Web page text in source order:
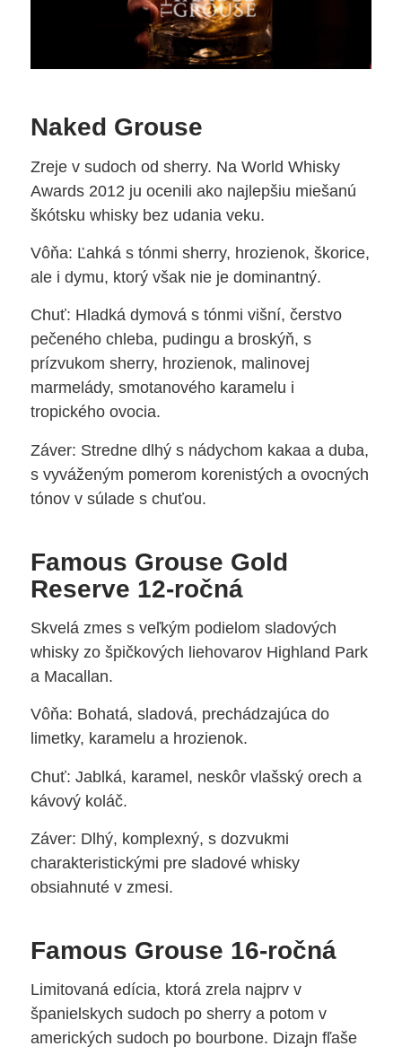
Naked Grouse
Zreje v sudoch od sherry. Na World Whisky
Awards 2012 ju ocenili ako najlepšiu miešanú
škótsku whisky bez udania veku.
Vôňa: Ľahká s tónmi sherry, hrozienok, škorice,
ale i dymu, ktorý však nie je dominantný.
Chuť: Hladká dymová s tónmi višní, čerstvo
pečeného chleba, pudingu a broskýň, s
prízvukom sherry, hrozienok, malinovej
marmelády, smotanového karamelu i
tropického ovocia.
Záver: Stredne dlhý s nádychom kakaa a duba,
s vyváženým pomerom korenistých a ovocných
tónov v súlade s chuťou.
Famous Grouse Gold
Reserve 12-ročná
Skvelá zmes s veľkým podielom sladových
whisky zo špičkových liehovarov Highland Park
a Macallan.
Vôňa: Bohatá, sladová, prechádzajúca do
limetky, karamelu a hrozienok.
Chuť: Jablká, karamel, neskôr vlašský orech a
kávový koláč.
Záver: Dlhý, komplexný, s dozvukmi
charakteristickými pre sladové whisky
obsiahnuté v zmesi.
Famous Grouse 16-ročná
Limitovaná edícia, ktorá zrela najprv v
španielskych sudoch po sherry a potom v
amerických sudoch po bourbone. Dizajn fľaše